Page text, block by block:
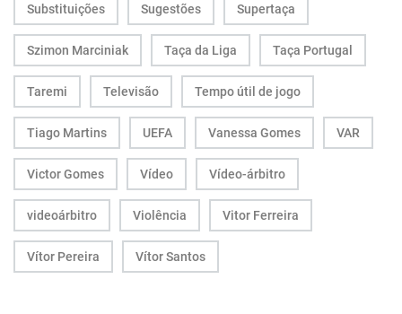
Substituições Sugestões Supertaça
Szimon Marciniak Taça da Liga Taça Portugal
Taremi Televisão Tempo útil de jogo
Tiago Martins UEFA Vanessa Gomes VAR
Victor Gomes Vídeo Vídeo-árbitro
videoárbitro Violência Vitor Ferreira
Vítor Pereira Vítor Santos